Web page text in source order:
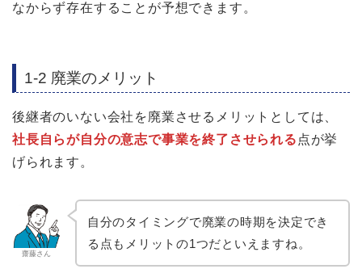
なからず存在することが予想できます。
1-2 廃業のメリット
後継者のいない会社を廃業させるメリットとしては、
社長自らが自分の意志で事業を終了させられる 点が挙
げられます。
齋藤さん
自分のタイミングで廃業の時期を決定でき
る点もメリットの1つだといえますね。